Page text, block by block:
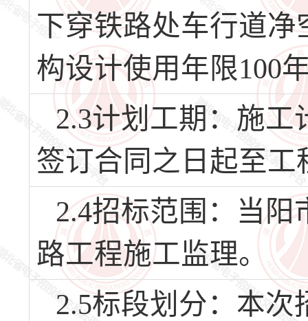
下穿铁路处车行道净
构设计使用年限100
2.3计划工期：施工
签订合同之日起至
2.4招标范围：当
路工程施工监理。
2.5标段划分：本